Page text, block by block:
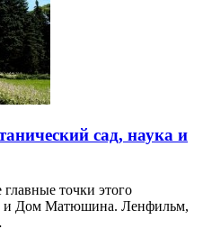
сад, наука и
точки этого
и Дом Матюшина. Ленфильм,